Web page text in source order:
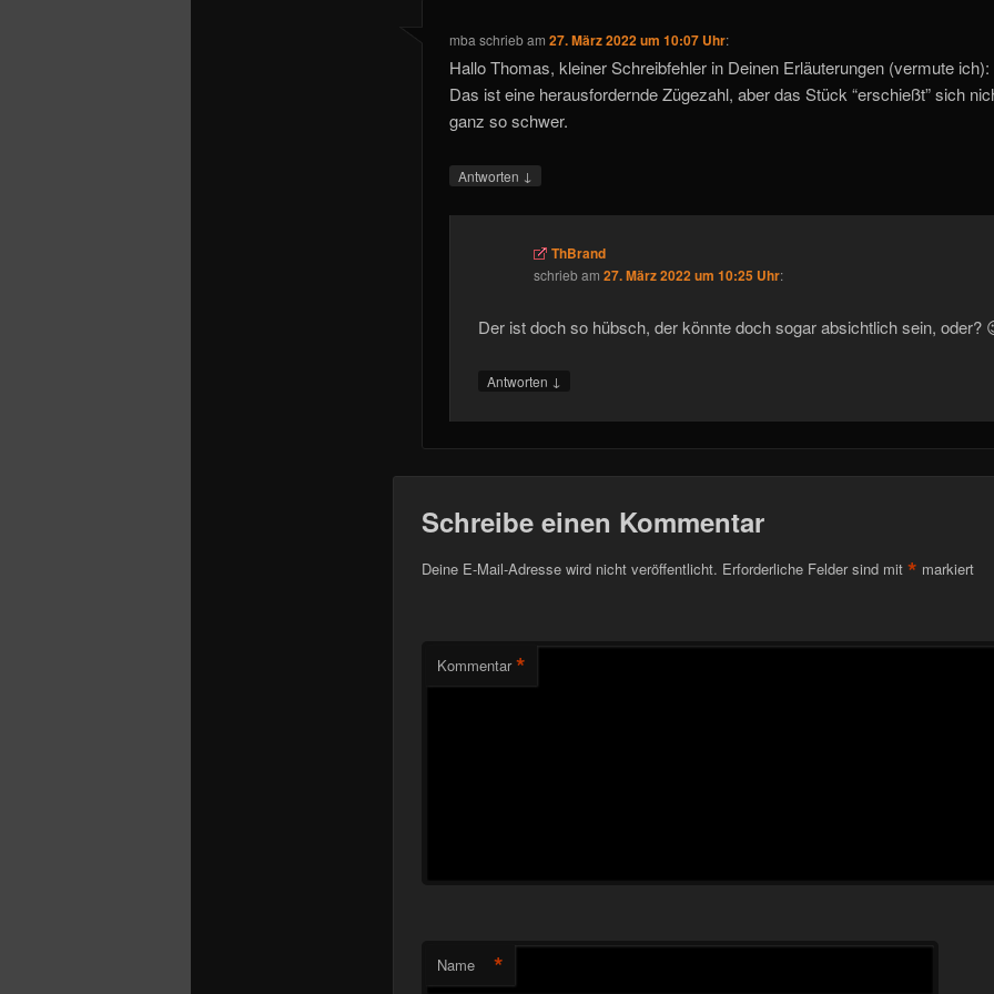
mba schriebam27. März 2022 um 10:07 Uhr:
Hallo Thomas, kleiner Schreibfehler in Deinen Erläuterungen (vermute ich):
Das ist eine herausfordernde Zügezahl, aber das Stück “erschießt” sich
ganz so schwer.
Antworten ↓
ThBrand
schriebam 27. März 2022 um 10:25 Uhr:
Der ist doch so hübsch, der könnte doch sogar absichtlich sein, oder?
Antworten ↓
Schreibe einen Kommentar
Deine E-Mail-Adresse wird nicht veröffentlicht. Erforderliche Felder sind mit * markiert
Kommentar *
Name *